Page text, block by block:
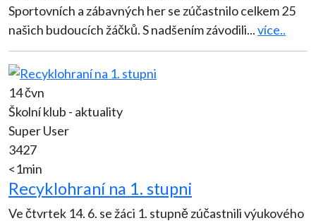
Sportovních a zábavných her se zúčastnilo celkem 25
našich budoucích žáčků. S nadšením závodili...více..
14 čvn
Školní klub - aktuality
Super User
3427
<1min
Recyklohraní na 1. stupni
Ve čtvrtek 14. 6. se žáci 1. stupně zúčastnili výukového